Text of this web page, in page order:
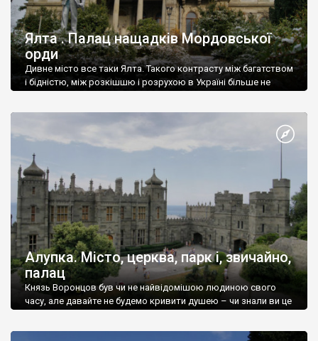
Ялта . Палац нащадків Мордовської
орди
Дивне місто все таки Ялта. Такого контрасту між багатством
і бідністю, між розкішшю і розрухою в Україні більше не
Алупка. Місто, церква, парк і, звичайно,
палац
Князь Воронцов був чи не найвідомішою людиною свого
часу, але давайте не будемо кривити душею – чи знали ви це